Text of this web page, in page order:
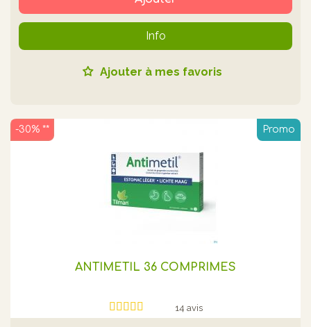
Info
Ajouter à mes favoris
Promo
ANTIMETIL 36 COMPRIMES
14 avis
-30% **